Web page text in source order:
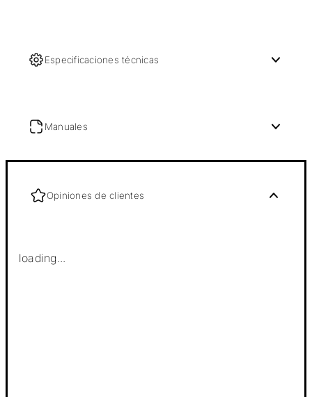
Especificaciones técnicas
Manuales
Opiniones de clientes
loading...